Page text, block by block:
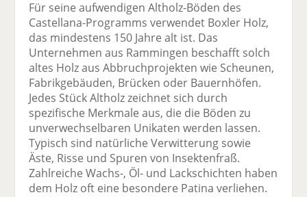
Für seine aufwendigen Altholz-Böden des
Castellana-Programms verwendet Boxler Holz,
das mindestens 150 Jahre alt ist. Das
Unternehmen aus Rammingen beschafft solch
altes Holz aus Abbruchprojekten wie Scheunen,
Fabrikgebäuden, Brücken oder Bauernhöfen.
Jedes Stück Altholz zeichnet sich durch
spezifische Merkmale aus, die die Böden zu
unverwechselbaren Unikaten werden lassen.
Typisch sind natürliche Verwitterung sowie
Äste, Risse und Spuren von Insektenfraß.
Zahlreiche Wachs-, Öl- und Lackschichten haben
dem Holz oft eine besondere Patina verliehen.